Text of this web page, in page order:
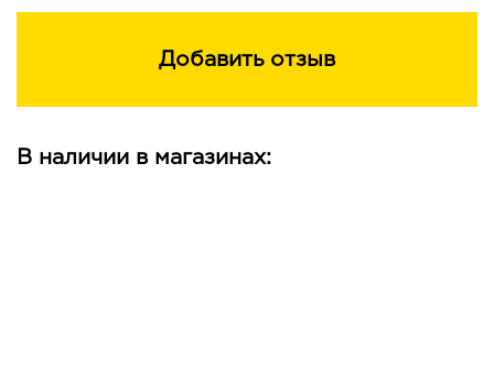
Добавить отзыв
В наличии в магазинах: